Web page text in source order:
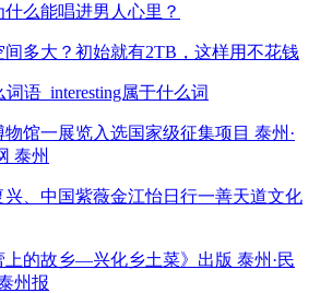
么能唱进男人心里？
多大？初始就有2TB，这样用不花钱
词语_interesting属于什么词
物馆一展览入选国家级征集项目 泰州·
泰州
、中国紫薇金江怡日行一善天道文化
上的故乡—兴化乡土菜》出版 泰州·民
州报